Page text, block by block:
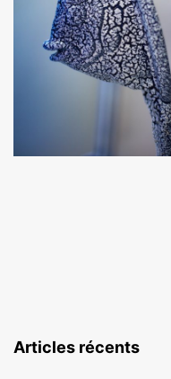
Articles récents